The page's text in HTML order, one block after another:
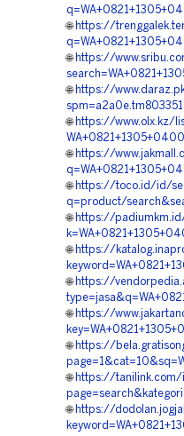
🌐 https://
🌐 https://
🌐 https://
🌐 https://www.olx.kz/
🌐 https://
🌐 https://toco.id/id/
q=product/
🌐 https://
🌐 https://
🌐 https://
🌐 https://
🌐 https://
🌐 https://tanilink.com/
🌐 https://